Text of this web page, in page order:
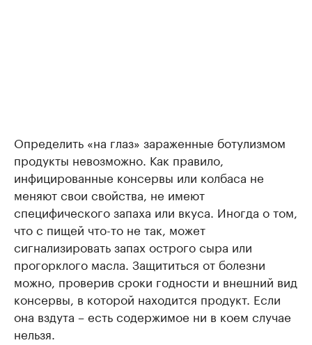
Определить «на глаз» зараженные ботулизмом
продукты невозможно. Как правило,
инфицированные консервы или колбаса не
меняют свои свойства, не имеют
специфического запаха или вкуса. Иногда о том,
что с пищей что-то не так, может
сигнализировать запах острого сыра или
прогорклого масла. Защититься от болезни
можно, проверив сроки годности и внешний вид
консервы, в которой находится продукт. Если
она вздута – есть содержимое ни в коем случае
нельзя.